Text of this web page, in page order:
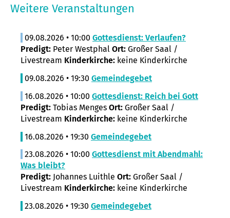
Weitere Veranstaltungen
09.08.2026 • 10:00 Gottesdienst: Verlaufen?
Predigt: Peter Westphal Ort: Großer Saal /
Livestream Kinderkirche: keine Kinderkirche
09.08.2026 • 19:30 Gemeindegebet
16.08.2026 • 10:00 Gottesdienst: Reich bei Gott
Predigt: Tobias Menges Ort: Großer Saal /
Livestream Kinderkirche: keine Kinderkirche
16.08.2026 • 19:30 Gemeindegebet
23.08.2026 • 10:00 Gottesdienst mit Abendmahl:
Was bleibt?
Predigt: Johannes Luithle Ort: Großer Saal /
Livestream Kinderkirche: keine Kinderkirche
23.08.2026 • 19:30 Gemeindegebet